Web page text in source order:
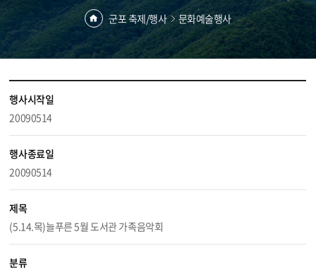
군포 축제/행사 문화예술행사
행사시작일
20090514
행사종료일
20090514
제목
(5.14.목)늘푸른 5월 도서관 가족음악회
분류